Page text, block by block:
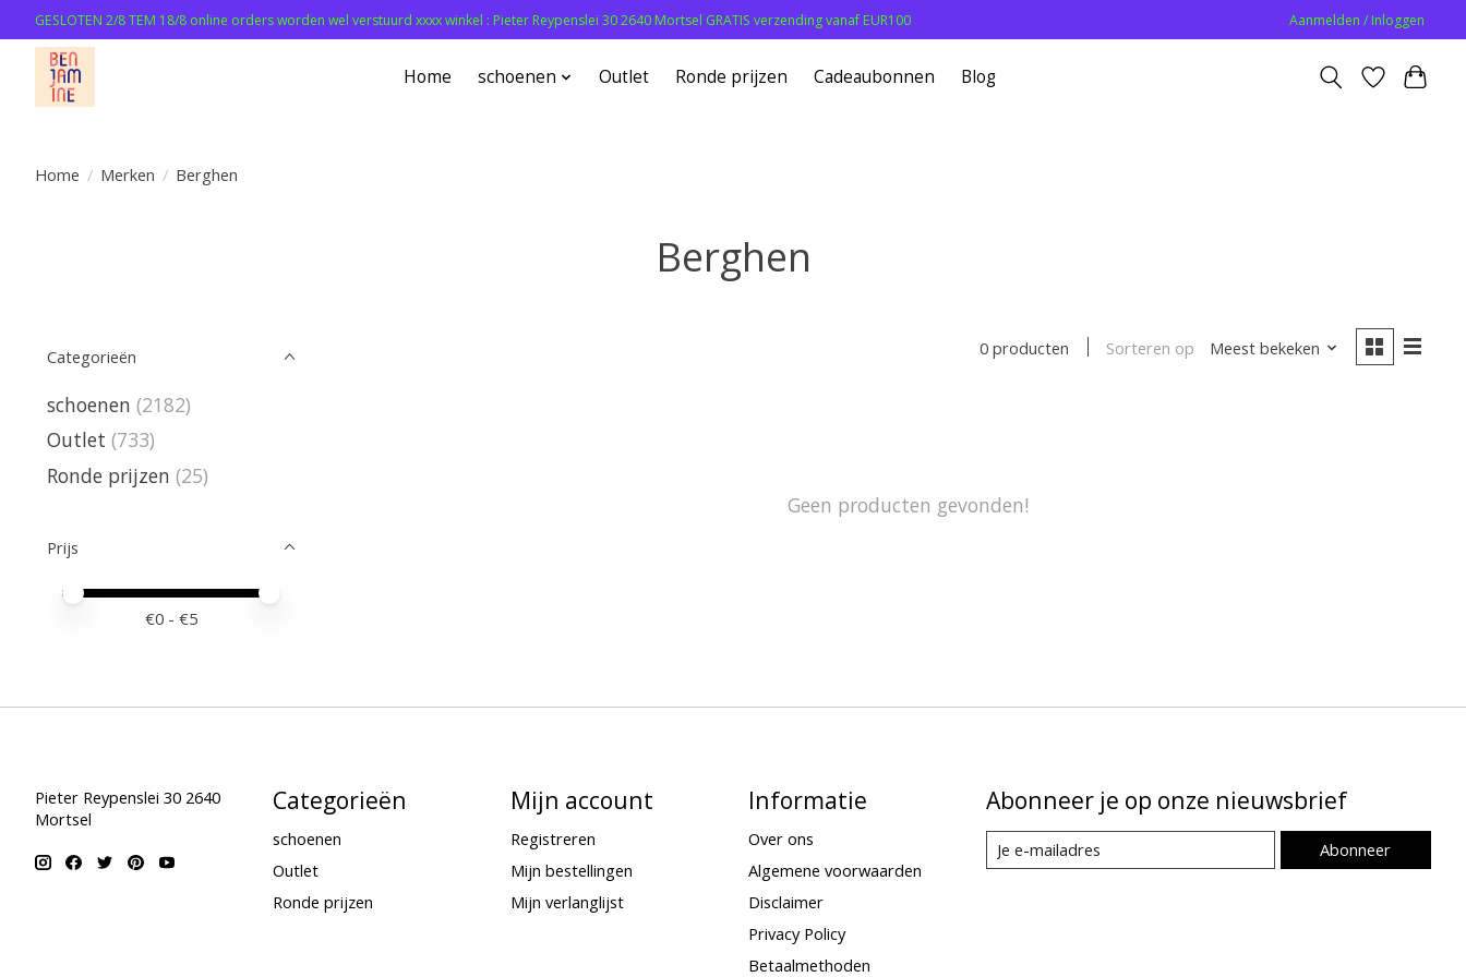
GESLOTEN 2/8 TEM 18/8 online orders worden wel verstuurd xxxx winkel : Pieter Reypenslei 30 2640 Mortsel GRATIS verzending vanaf EUR100 Aanmelden / Inloggen
Home schoenen Outlet Ronde prijzen Cadeaubonnen Blog
Home / Merken / Berghen
Berghen
Categorieën
schoenen (2182)
Outlet (733)
Ronde prijzen (25)
Prijs
Minimale prijswaarde
Price maximum value
€0 - €5
0 producten Sorteren op Meest bekeken
Geen producten gevonden!
Pieter Reypenslei 30 2640
Mortsel
Categorieën
schoenen
Outlet
Ronde prijzen
Mijn account
Registreren
Mijn bestellingen
Mijn verlanglijst
Informatie
Over ons
Algemene voorwaarden
Disclaimer
Privacy Policy
Betaalmethoden
Abonneer je op onze nieuwsbrief
Abonneer